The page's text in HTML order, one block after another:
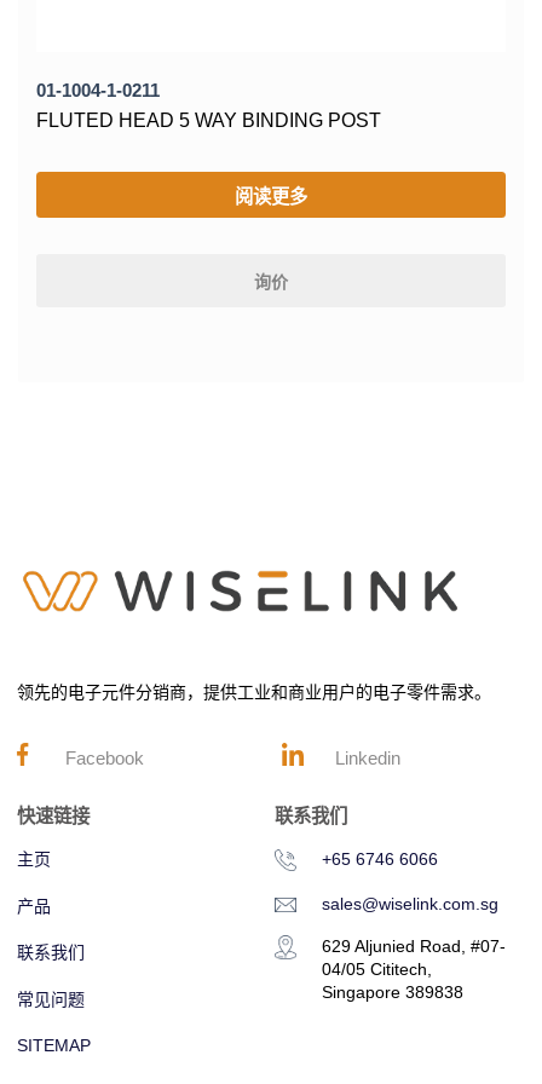
01-1004-1-0211
FLUTED HEAD 5 WAY BINDING POST
阅读更多
询价
领先的电子元件分销商，提供工业和商业用户的电子零件需求。
Facebook Linkedin
快速链接
主页
产品
联系我们
常见问题
SITEMAP
联系我们
+65 6746 6066
sales@wiselink.com.sg
629 Aljunied Road, #07-
04/05 Cititech,
Singapore 389838